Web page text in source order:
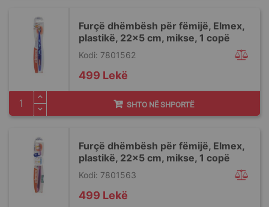
Furçë dhëmbësh për fëmijë, Elmex,
plastikë, 22x5 cm, mikse, 1 copë
Kodi: 7801562
499 Lekë
SHTO NË SHPORTË
Furçë dhëmbësh për fëmijë, Elmex,
plastikë, 22x5 cm, mikse, 1 copë
Kodi: 7801563
499 Lekë